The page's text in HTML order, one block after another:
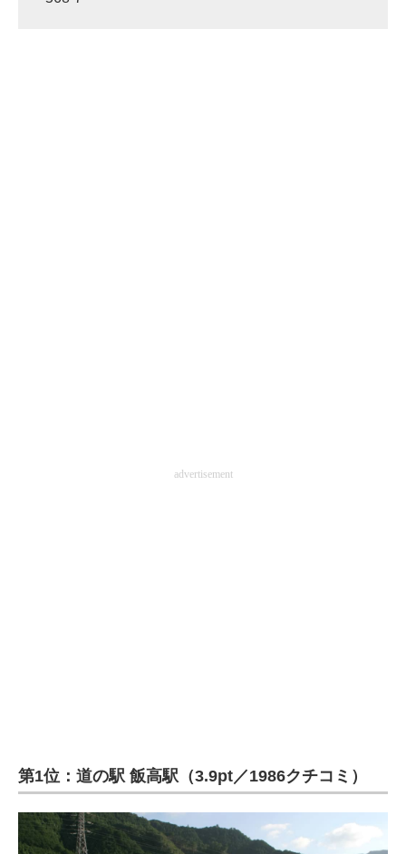
advertisement
第1位：道の駅 飯高駅（3.9pt／1986クチコミ）